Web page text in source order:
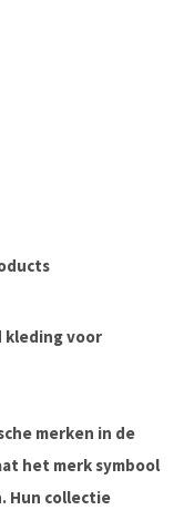
kleding voor
merken in de
het merk symbool
Hun collectie